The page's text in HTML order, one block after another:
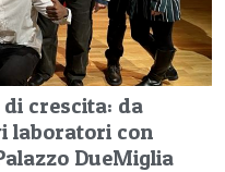
crescita: da
laboratori con
DueMiglia